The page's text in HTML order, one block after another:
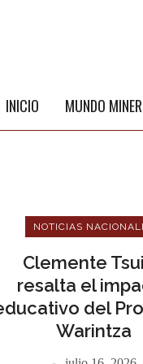
INICIO MUNDO
NOTICIAS
Clemente
resalta el
del
Warintza